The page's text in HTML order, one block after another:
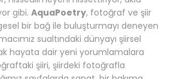
gibi. AquaPoetry, fotoğraf ve şiir
bir bağ ile buluşturmayı deneyen
sualtındaki dünyayı şiirsel
hayata dair yeni yorumlamalara
şiiri, şiirdeki fotoğrafla